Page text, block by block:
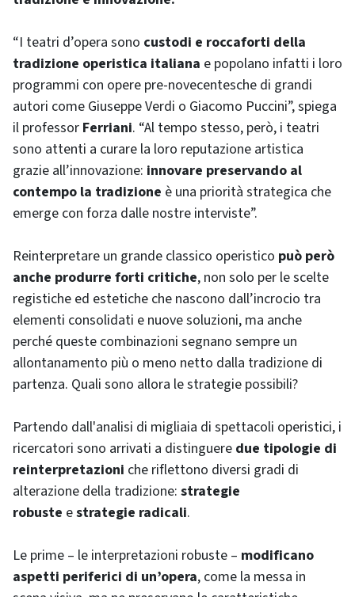
“I teatri d’opera sono custodi e roccaforti della
tradizione operistica italiana e popolano infatti i loro
programmi con opere pre-novecentesche di grandi
autori come Giuseppe Verdi o Giacomo Puccini”, spiega
il professor Ferriani. “Al tempo stesso, però, i teatri
sono attenti a curare la loro reputazione artistica
grazie all’innovazione: innovare preservando al
contempo la tradizione è una priorità strategica che
emerge con forza dalle nostre interviste”.
Reinterpretare un grande classico operistico può però
anche produrre forti critiche, non solo per le scelte
registiche ed estetiche che nascono dall’incrocio tra
elementi consolidati e nuove soluzioni, ma anche
perché queste combinazioni segnano sempre un
allontanamento più o meno netto dalla tradizione di
partenza. Quali sono allora le strategie possibili?
Partendo dall'analisi di migliaia di spettacoli operistici, i
ricercatori sono arrivati a distinguere due tipologie di
reinterpretazioni che riflettono diversi gradi di
alterazione della tradizione: strategie
robuste estrategie radicali.
Le prime – le interpretazioni robuste – modificano
aspetti periferici di un’opera, come la messa in